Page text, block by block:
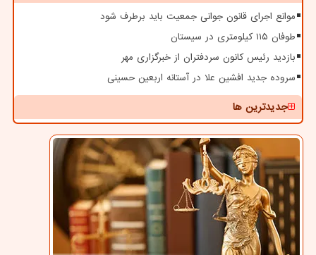
موانع اجرای قانون جوانی جمعیت باید برطرف شود
طوفان ۱۱۵ کیلومتری در سیستان
بازدید رئیس کانون سردفتران از خبرگزاری مهر
سروده جدید افشین علا در آستانه اربعین حسینی
جدیدترین ها